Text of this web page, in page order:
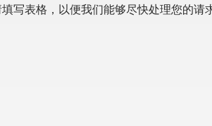
写表格，以便我们能够尽快处理您的